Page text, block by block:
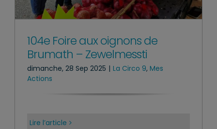
104e Foire aux oignons de
Brumath – Zewelmessti
dimanche, 28 Sep 2025 | La Circo 9, Mes
Actions
Lire l’article